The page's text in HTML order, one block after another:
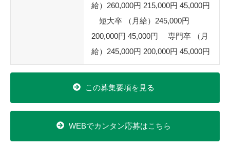
給）260,000円 215,000円 45,000円
短大卒 （月給）245,000円
200,000円 45,000円 専門卒 （月
給）245,000円 200,000円 45,000円
この募集要項を見る
WEBでカンタン応募はこちら